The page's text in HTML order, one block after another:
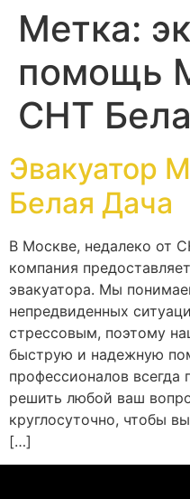
Метка:
помощь
СНТ
Эвакуатор
Белая Дача
В Москве, недалеко от
компания
эвакуатора. Мы
непредвиденных
стрессовым, поэтому
быструю и надежную
профессионалов всегда
решить любой ваш
круглосуточно, чтобы
[…]